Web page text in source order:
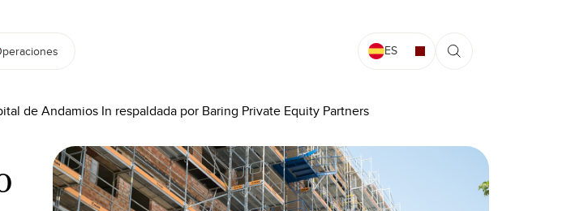
ES
de Andamios In respaldada por Baring Private Equity Partners